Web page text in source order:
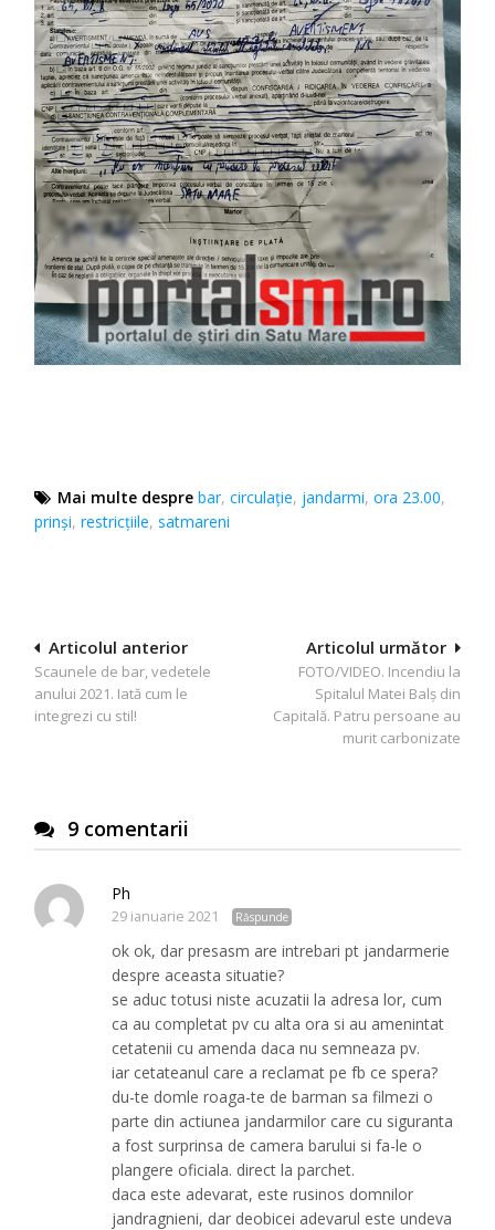
Mai multe despre bar,circulație, jandarmi,ora 23.00,
prinși,restricțiile,satmareni
Navigare
în
articole
Articolul următor
FOTO/VIDEO. Incendiu la
Spitalul Matei Balș din
Capitală. Patru persoane au
murit carbonizate
Articolul anterior
Scaunele de bar, vedetele
anului 2021. Iată cum le
integrezi cu stil!
9 comentarii
Ph
29 ianuarie 2021 Răspunde
ok ok, dar presasm are intrebari pt jandarmerie
despre aceasta situatie?
se aduc totusi niste acuzatii la adresa lor, cum
ca au completat pv cu alta ora si au amenintat
cetatenii cu amenda daca nu semneaza pv.
iar cetateanul care a reclamat pe fb ce spera?
du-te domle roaga-te de barman sa filmezi o
parte din actiunea jandarmilor care cu siguranta
a fost surprinsa de camera barului si fa-le o
plangere oficiala. direct la parchet.
daca este adevarat, este rusinos domnilor
jandragnieni, dar deobicei adevarul este undeva